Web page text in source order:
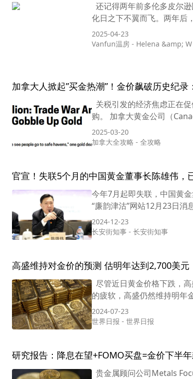
还记得两年前多伦多皮尔
化日之下不翼而飞。两年后
2025-04-23
Vanfun温房 - Helena &amp; W
加拿大人掀起”买金热潮”！金价飙破历史纪录
关税引发的经济焦虑正在
购。 加拿大黄金公司（
2025-03-20
加拿大全攻略 - 全攻略
官宣！失联5个月的中国黄金董事长陈雄伟，
今年7月起即失联，中国黄
“廉韵津沽”网站12月23日
2024-12-23
长安街知事 - 长安街知事
高盛维持对金价的预测 估明年达到2,700美元
尽管近日黄金价格下跌，
的疲软，高盛仍然维持明年
2024-07-23
世界日报 - 世界日报
研究报告：降息在望+FOMO买盘=金价下半
贵金属顾问公司Metals